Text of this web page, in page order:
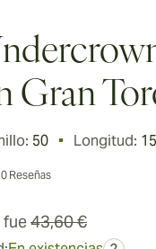
Gran
50 Longitud:
0 Reseñas
fue43,60 €